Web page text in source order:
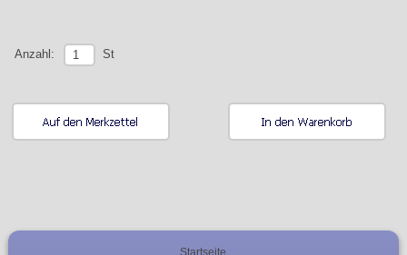
Anzahl: St
Startseite